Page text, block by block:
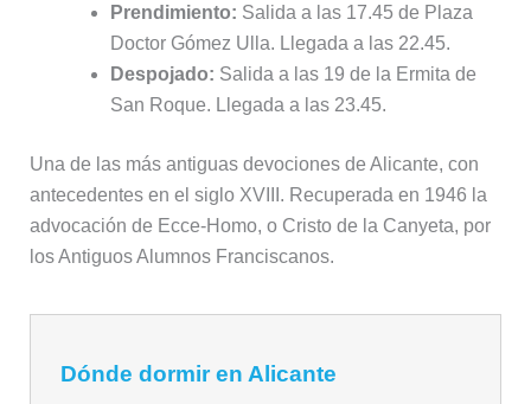
Prendimiento: Salida a las 17.45 de Plaza
Doctor Gómez Ulla. Llegada a las 22.45.
Despojado: Salida a las 19 de la Ermita de
San Roque. Llegada a las 23.45.
Una de las más antiguas devociones de Alicante, con
antecedentes en el siglo XVIII. Recuperada en 1946 la
advocación de Ecce-Homo, o Cristo de la Canyeta, por
los Antiguos Alumnos Franciscanos.
Dónde dormir en Alicante